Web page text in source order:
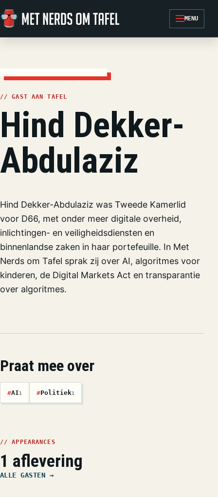
Ga naar de inhoud
MENU
// GAST AAN TAFEL
Hind Dekker-
Abdulaziz
Hind Dekker-Abdulaziz was Tweede Kamerlid
voor D66, met onder meer digitale overheid,
inlichtingen- en veiligheidsdiensten en
binnenlandse zaken in haar portefeuille. In Met
Nerds om Tafel sprak zij over AI, algoritmes voor
kinderen, de Digital Markets Act en transparantie
over algoritmes.
Praat mee over
#AI1 #Politiek1
// APPEARANCES
1 aflevering
ALLE GASTEN →